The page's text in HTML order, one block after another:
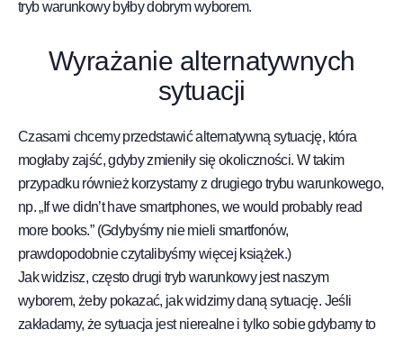
tryb warunkowy byłby dobrym wyborem.
Wyrażanie alternatywnych
sytuacji
Czasami chcemy przedstawić alternatywną sytuację, która
mogłaby zajść, gdyby zmieniły się okoliczności. W takim
przypadku również korzystamy z drugiego trybu warunkowego,
np. „If we didn’t have smartphones, we would probably read
more books.” (Gdybyśmy nie mieli smartfonów,
prawdopodobnie czytalibyśmy więcej książek.)
Jak widzisz, często drugi tryb warunkowy jest naszym
wyborem, żeby pokazać, jak widzimy daną sytuację. Jeśli
zakładamy, że sytuacja jest nierealne i tylko sobie gdybamy to